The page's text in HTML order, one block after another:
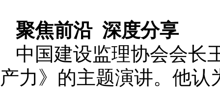
聚焦前沿 深度分享
中国建设监理协会会长
产力》的主题演讲。他